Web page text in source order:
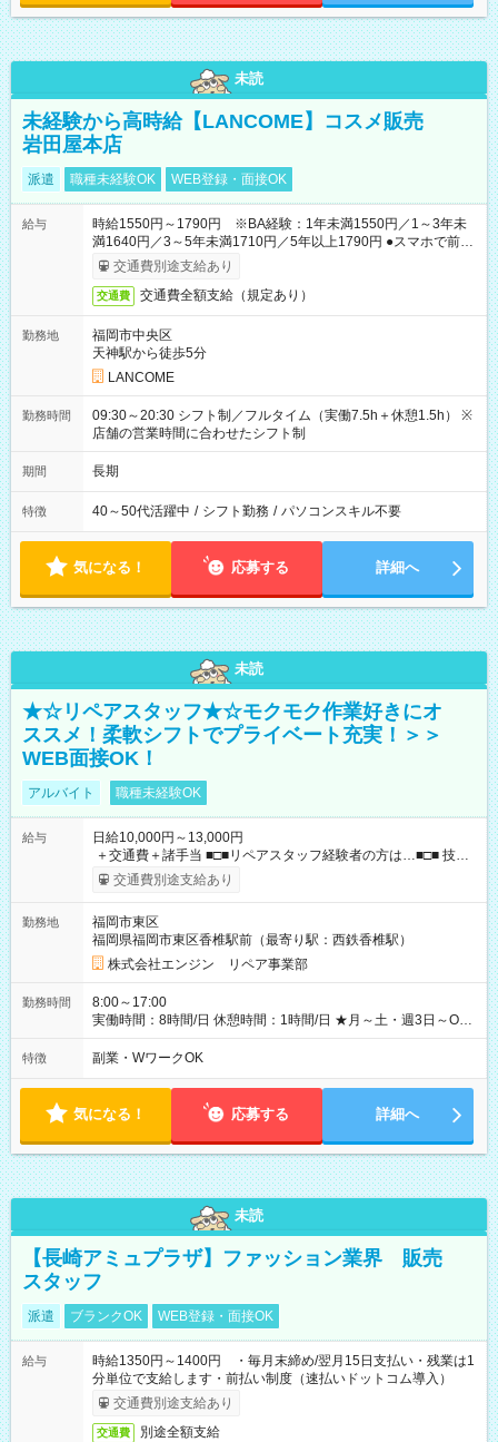
未読
未経験から高時給【LANCOME】コスメ販売
岩田屋本店
派遣 職種未経験OK WEB登録・面接OK
給与
時給1550円～1790円 ※BA経験：1年未満1550円／1～3年未
満1640円／3～5年未満1710円／5年以上1790円 ●スマホで前払
いOK（※上限、条件あり）
交通費別途支給あり
交通費 交通費全額支給（規定あり）
勤務地
福岡市中央区
天神駅から徒歩5分
LANCOME
勤務時間
09:30～20:30 シフト制／フルタイム（実働7.5h＋休憩1.5h） ※
店舗の営業時間に合わせたシフト制
期間 長期
特徴 40～50代活躍中 / シフト勤務 / パソコンスキル不要
気になる！ 応募する 詳細へ
未読
★☆リペアスタッフ★☆モクモク作業好きにオ
ススメ！柔軟シフトでプライベート充実！＞＞
WEB面接OK！
アルバイト 職種未経験OK
給与
日給10,000円～13,000円
＋交通費＋諸手当 ■□■リペアスタッフ経験者の方は…■□■ 技術
チェック後に日給を決定します！ ・現場数に応じて『日給が1.2
倍』！ ・その他手当により『1.5倍』になることも…！ ・その
◆交通費規定支給 ◆残業手当あり ◆子供手当あり ◆宿泊手当あり
(2000円/1日) ※宿泊を伴う現場の場合 ◆先輩スタッフの給与例
﹋﹋﹋﹋﹋﹋﹋﹋﹋﹋﹋ ・週5日勤務Aさん ＞＞日給10，000円
×20勤務 ＞＞月収20万円＋諸手当 【試用期間】試用期間あり 試
用期間の長さ：6ヶ月 ※ 雇用形態と給与に、本採用時と異なる
部分があります。 雇用形態：本採用時と同じです。 給与：日
円 121勤務目から日給10，000円～ となります。
::::: ::::: ::::: ::::: ::::: ::::::
交通費別途支給あり
勤務地
福岡市東区
福岡県福岡市東区香椎駅前（最寄り駅：西鉄香椎駅）
株式会社エンジン リペア事業部
勤務時間
8:00～17:00
実働時間：8時間/日 休憩時間：1時間/日 ★月～土・週3日～OK
★週4～5日入れる方大歓迎！※日時相談OK ★時期により連休取
得も可能！ ＼毎月希望シフト提出で働きやすい！／ 毎月20日ま
相談OK
特徴 副業・WワークOK
気になる！ 応募する 詳細へ
未読
【長崎アミュプラザ】ファッション業界 販売
スタッフ
派遣 ブランクOK WEB登録・面接OK
給与
時給1350円～1400円 ・毎月末締め/翌月15日支払い・残業は1
分単位で支給します・前払い制度（速払いドットコム導入）
交通費別途支給あり
交通費 別途全額支給